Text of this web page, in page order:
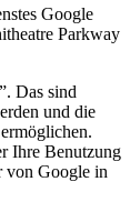
Google
Parkway
Das sind
und die
Ihre Benutzung
von Google in